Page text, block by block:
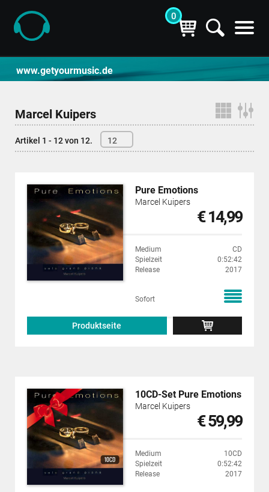
0
www.getyourmusic.de
Marcel Kuipers
Artikel 1 - 12 von 12. 12
Pure Emotions
Marcel Kuipers
€ 14,99
Medium
CD
Spielzeit
0:52:42
Release
2017
Sofort
Produktseite
10CD-Set Pure Emotions
Marcel Kuipers
€ 59,99
Medium
10CD
Spielzeit
0:52:42
Release
2017